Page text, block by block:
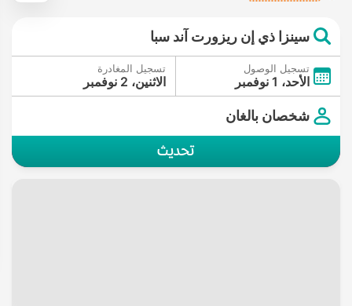
سينزا ذي إن ريزورت آند سبا
تسجيل الوصول
الأحد، 1 نوفمبر
تسجيل المغادرة
الاثنين، 2 نوفمبر
شخصان بالغان
تحديث